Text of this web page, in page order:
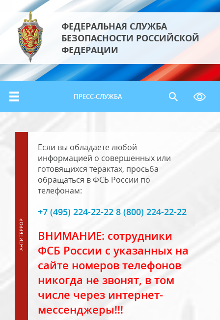
ФЕДЕРАЛЬНАЯ СЛУЖБА
БЕЗОПАСНОСТИ РОССИЙСКОЙ
ФЕДЕРАЦИИ
ПРЕСС-СЛУЖБА
Если вы обладаете любой
информацией о совершенных или
готовящихся терактах, просьба
обращаться в ФСБ России по
телефонам:
+7 (495) 224-22-22 8 (800) 224-22-22
ВНИМАНИЕ: сотрудники
ФСБ России с указанных на
сайте номеров телефонов
никогда не звонят, в том
числе через интернет-
мессенджеры!!!